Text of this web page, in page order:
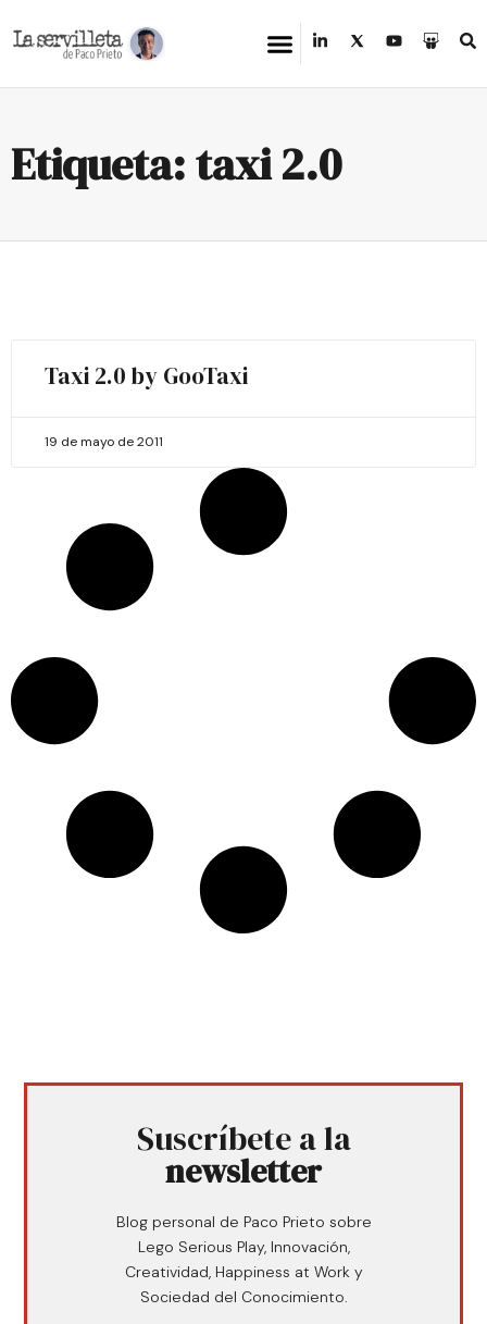
Etiqueta: taxi 2.0
Taxi 2.0 by GooTaxi
19 de mayo de 2011
Suscríbete a la
newsletter
Blog personal de Paco Prieto sobre
Lego Serious Play, Innovación,
Creatividad, Happiness at Work y
Sociedad del Conocimiento.